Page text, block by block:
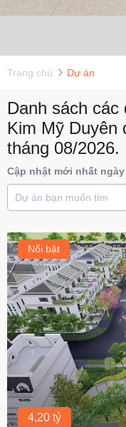
Trang chủ Dự án
Danh sách
Kim Mỹ Duyên
tháng 08/2026.
Cập nhật mới nhất
Nổi bật
4,20 tỷ